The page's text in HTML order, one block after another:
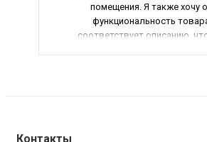
помещения. Я также хочу
функциональность
соответствует описанию,
Контакты